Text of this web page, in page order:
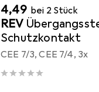
EUR
4,49 bei 2 Stück
REV
Schutzkontakt
CEE 7/3, CEE 7/4, 3x